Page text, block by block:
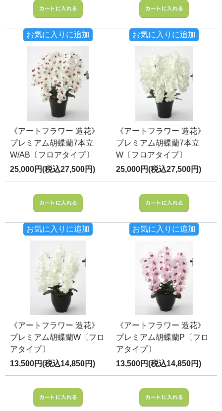
お気に入りに追加 お気に入りに追加
《アートフラワー 造花》
プレミアム胡蝶蘭7本立
W/AB〔フロアタイプ〕
25,000円(税込27,500円)
お気に入りに追加
《アートフラワー 造花》
プレミアム胡蝶蘭7本立
W〔フロアタイプ〕
25,000円(税込27,500円)
お気に入りに追加
《アートフラワー 造花》
プレミアム胡蝶蘭W〔フロ
アタイプ〕
13,500円(税込14,850円)
《アートフラワー 造花》
プレミアム胡蝶蘭P〔フロ
アタイプ〕
13,500円(税込14,850円)